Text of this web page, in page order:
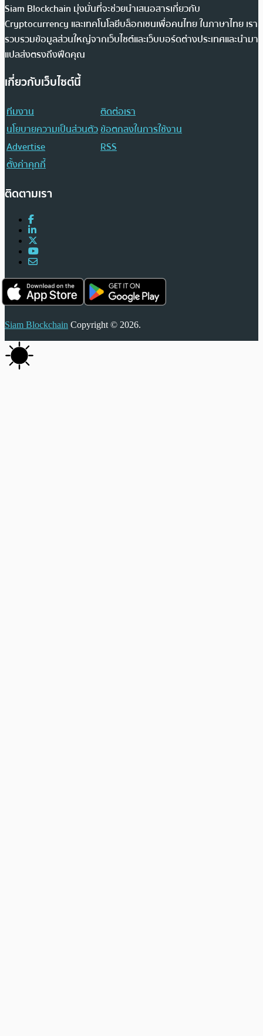
Siam Blockchain มุ่งมั่นที่จะช่วยนำเสนอสารเกี่ยวกับ
Cryptocurrency และเทคโนโลยีบล็อกเชนเพื่อคนไทย ในภาษาไทย เรา
รวบรวมข้อมูลส่วนใหญ่จากเว็บไซต์และเว็บบอร์ดต่างประเทศและนำมา
แปลส่งตรงถึงฟีดคุณ
เกี่ยวกับเว็บไซต์นี้
ทีมงาน
ติดต่อเรา
นโยบายความเป็นส่วนตัวข้อตกลงในการใช้งาน
Advertise
RSS
ตั้งค่าคุกกี้
ติดตามเรา
Siam Blockchain Copyright © 2026.